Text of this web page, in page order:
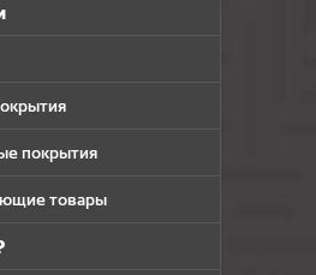
покрытия
товары